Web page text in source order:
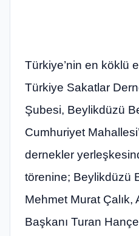
Türkiye’nin en köklü
Türkiye Sakatlar
Şubesi, Beylikdüzü
Cumhuriyet
dernekler
törenine; Beylikdüzü
Mehmet Murat Çalık,
Başkanı Turan